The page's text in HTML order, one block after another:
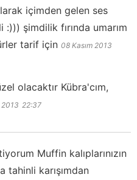
içimden gelen ses
şimdilik fırında umarım
tarif için 08 Kasım 2013
olacaktır Kübra'cım,
2013 22:37
Muffin kalıplarınızın
tahinli karışımdan